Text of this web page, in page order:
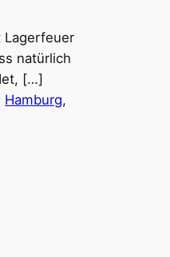
Lagerfeuer
natürlich
[…]
Hamburg